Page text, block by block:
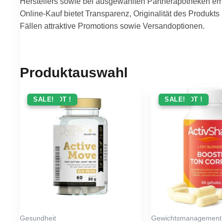
Online-Kauf bietet Transparenz, Originalität des
Fällen attraktive Promotions sowie Versandoptionen.
Produktauswahl
ANGEBOT !
SALE!
Gesundheit
ANGEBOT !
SALE!
Gewichtsmanagement